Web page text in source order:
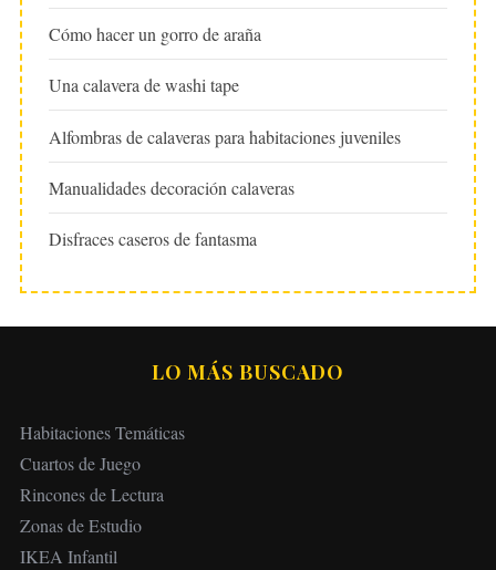
Cómo hacer un gorro de araña
Una calavera de washi tape
Alfombras de calaveras para habitaciones juveniles
Manualidades decoración calaveras
Disfraces caseros de fantasma
LO MÁS BUSCADO
Habitaciones Temáticas
Cuartos de Juego
Rincones de Lectura
Zonas de Estudio
IKEA Infantil